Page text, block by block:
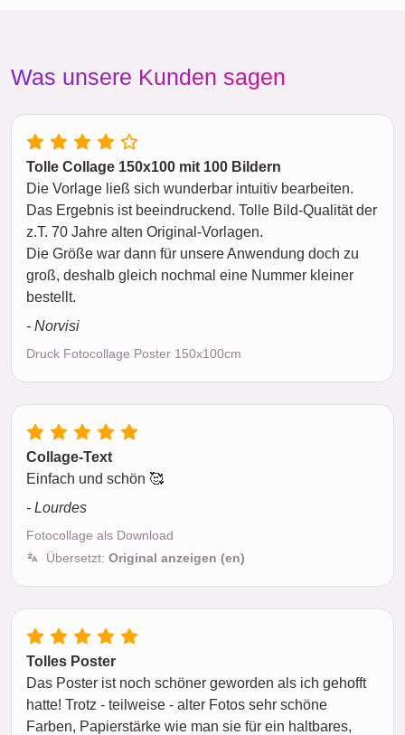
Was unsere Kunden sagen
Tolle Collage 150x100 mit 100 Bildern
Die Vorlage ließ sich wunderbar intuitiv bearbeiten.
Das Ergebnis ist beeindruckend. Tolle Bild-Qualität der
z.T. 70 Jahre alten Original-Vorlagen.
Die Größe war dann für unsere Anwendung doch zu
groß, deshalb gleich nochmal eine Nummer kleiner
bestellt.
- Norvisi
Druck Fotocollage Poster 150x100cm
Collage-Text
Einfach und schön 🥰
- Lourdes
Fotocollage als Download
Übersetzt: Original anzeigen (en)
Tolles Poster
Das Poster ist noch schöner geworden als ich gehofft
hatte! Trotz - teilweise - alter Fotos sehr schöne
Farben, Papierstärke wie man sie für ein haltbares,